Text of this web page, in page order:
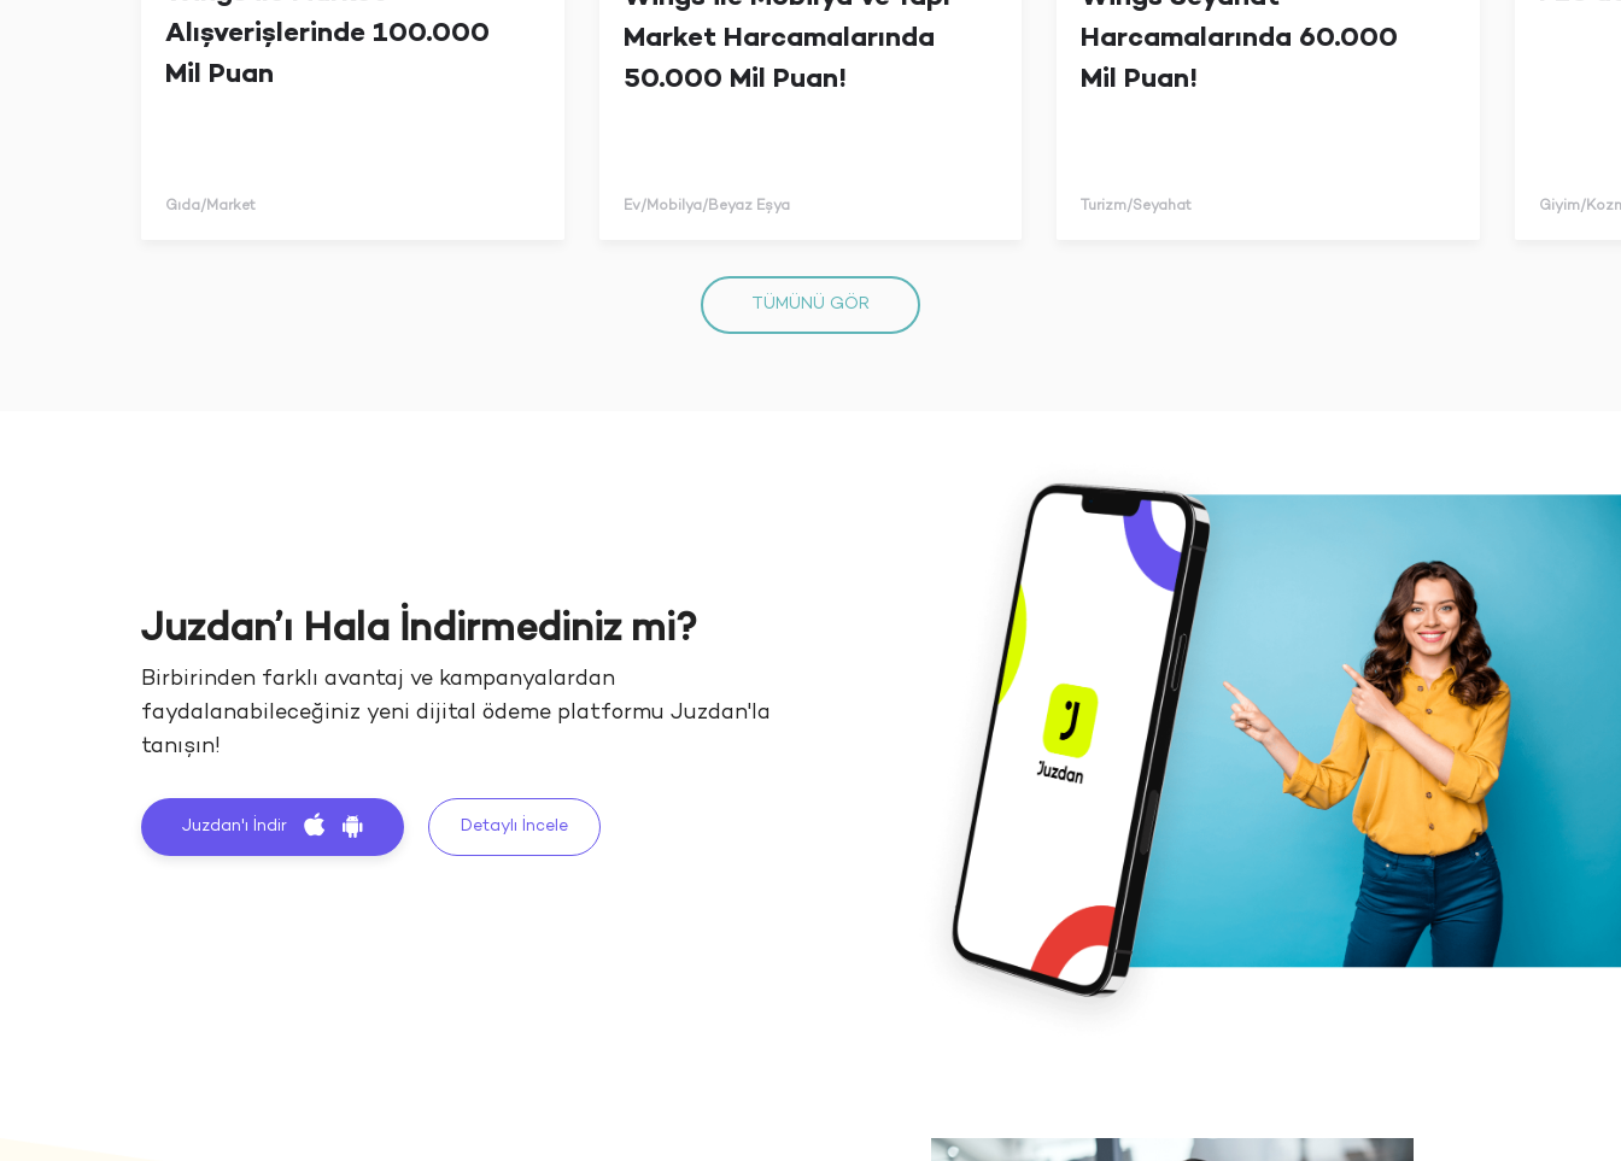
Alışverişlerinde 100.000
Mil Puan
Gıda/Market
Market Harcamalarında
50.000 Mil Puan!
Ev/Mobilya/Beyaz Eşya
Harcamalarında 60.000
Mil Puan!
Turizm/Seyahat Giyim/
TÜMÜNÜ GÖR
Juzdan’ı Hala İndirmediniz mi?
Birbirinden farklı avantaj ve kampanyalardan
faydalanabileceğiniz yeni dijital ödeme platformu Juzdan'la
tanışın!
Juzdan'ı İndir Detaylı İncele